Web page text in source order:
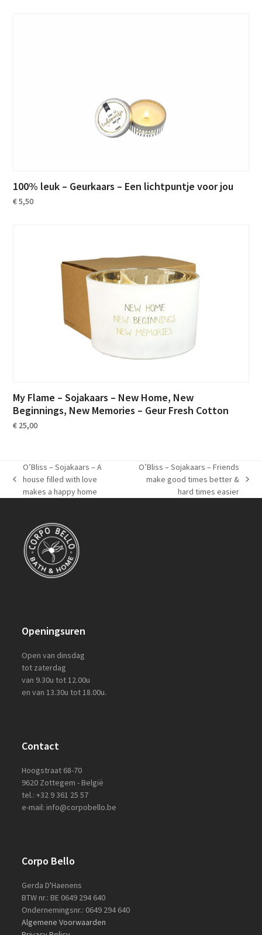
100% leuk – Geurkaars – Een lichtpuntje voor jou
€5,50
My Flame – Sojakaars – New Home, New
Beginnings, New Memories – Geur Fresh Cotton
€ 25,00
previous
post:
O’Bliss – Sojakaars – A
house filled with love
makes a happy home
post:
O’Bliss – Sojakaars – Friends
make good times better &
hard times easier
Openingsuren
Open van dinsdag
tot zaterdag
van 9.30u tot 12.00u
en van 13.30u tot 18.00u.
Contact
Hoogstraat 68-70
9620 Zottegem - België
tel.: +32 9 361 25 57
e-mail: info@corpobello.be
Corpo Bello
Gerda D'Haenens
BTW nr.: BE 0649 294 640
Ondernemingsnr.: 0649 294 640
Algemene Voorwaarden